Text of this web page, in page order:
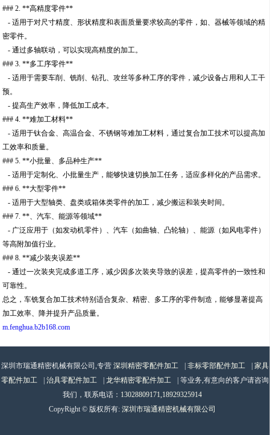
### 2. **高精度零件**
- 适用于对尺寸精度、形状精度和表面质量要求较高的零件，如、器械等领域的精
密零件。
- 通过多轴联动，可以实现高精度的加工。
### 3. **多工序零件**
- 适用于需要车削、铣削、钻孔、攻丝等多种工序的零件，减少设备占用和人工干
预。
- 提高生产效率，降低加工成本。
### 4. **难加工材料**
- 适用于钛合金、高温合金、不锈钢等难加工材料，通过复合加工技术可以提高加
工效率和质量。
### 5. **小批量、多品种生产**
- 适用于定制化、小批量生产，能够快速切换加工任务，适应多样化的产品需求。
### 6. **大型零件**
- 适用于大型轴类、盘类或箱体类零件的加工，减少搬运和装夹时间。
### 7. **、汽车、能源等领域**
- 广泛应用于（如发动机零件）、汽车（如曲轴、凸轮轴）、能源（如风电零件）
等高附加值行业。
### 8. **减少装夹误差**
- 通过一次装夹完成多道工序，减少因多次装夹导致的误差，提高零件的一致性和
可靠性。
总之，车铣复合加工技术特别适合复杂、精密、多工序的零件制造，能够显著提高
加工效率、降并提升产品质量。
m.fenghua.b2b168.com
深圳市瑞通精密机械有限公司,专营 深圳精密零配件加工 非标零部配件加工
家具
零配件加工
治具零配件加工 龙华精密零配件加工
| 等业务,有意向的客户请咨询
我们，联系电话： 13028809171,18929325914
CopyRight © 版权所有: 深圳市瑞通精密机械有限公司